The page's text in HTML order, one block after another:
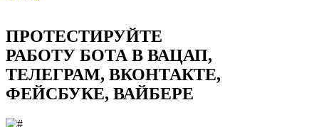
ПРОТЕСТИРУЙТЕ
РАБОТУ БОТА В ВАЦАП,
ТЕЛЕГРАМ, ВКОНТАКТЕ,
ФЕЙСБУКЕ, ВАЙБЕРЕ